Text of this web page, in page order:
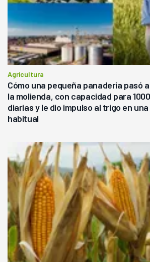
Agricultura
Cómo una pequeña panadería pasó
la molienda, con capacidad para
diarias y le dio impulso al trigo en
habitual